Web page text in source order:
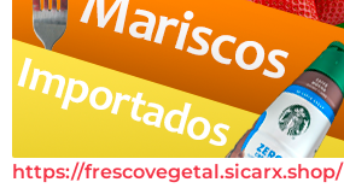
https://frescovegetal.sicarx.shop/